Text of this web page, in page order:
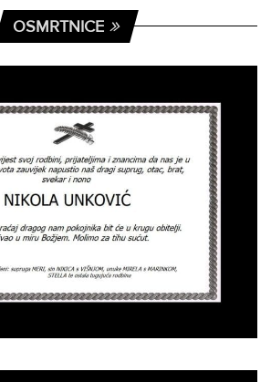
OSMRTNICE